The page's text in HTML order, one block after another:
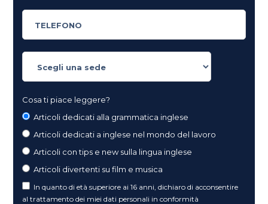
Cosa ti piace leggere?
Articoli dedicati alla grammatica inglese
Articoli dedicati a inglese nel mondo del lavoro
Articoli con tips e new sulla lingua inglese
Articoli divertenti su film e musica
In quanto di età superiore ai 16 anni, dichiaro di acconsentire
al trattamento dei miei dati personali in conformità